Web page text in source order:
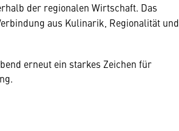
der regionalen Wirtschaft. Das
aus Kulinarik, Regionalität und
erneut ein starkes Zeichen für